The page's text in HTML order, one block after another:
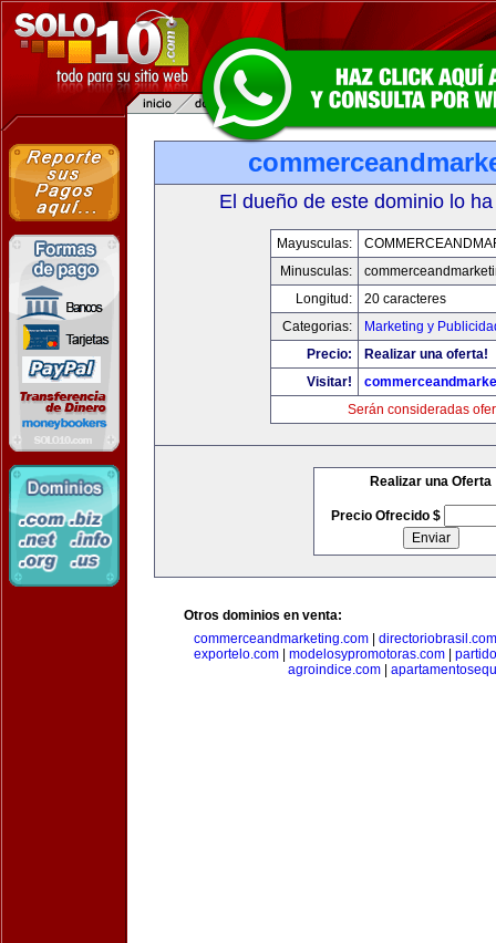
El dueño de este dominio lo
Mayusculas:
Minusculas:
Longitud:
20 caracteres
Categorias:
Marketing y
Precio:
Realizar una oferta!
Visitar!
Serán consideradas
Realizar una Oferta
Precio Ofrecido $
Otros dominios en venta:
commerceandmarketing.com| directoriobrasil.com
exportelo.com
modelosypromotoras.com
agroindice.com